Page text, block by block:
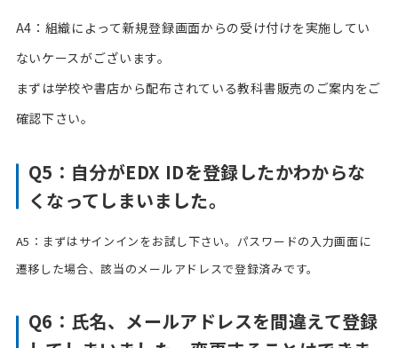
A4：組織によって新規登録画面からの受け付けを実施してい
ないケースがございます。
まずは学校や書店から配布されている教科書販売のご案内をご
確認下さい。
Q5：自分がEDX IDを登録したかわからな
くなってしまいました。
A5：まずはサインインをお試し下さい。パスワードの入力画面に
遷移した場合、該当のメールアドレスで登録済みです。
Q6：氏名、メールアドレスを間違えて登録